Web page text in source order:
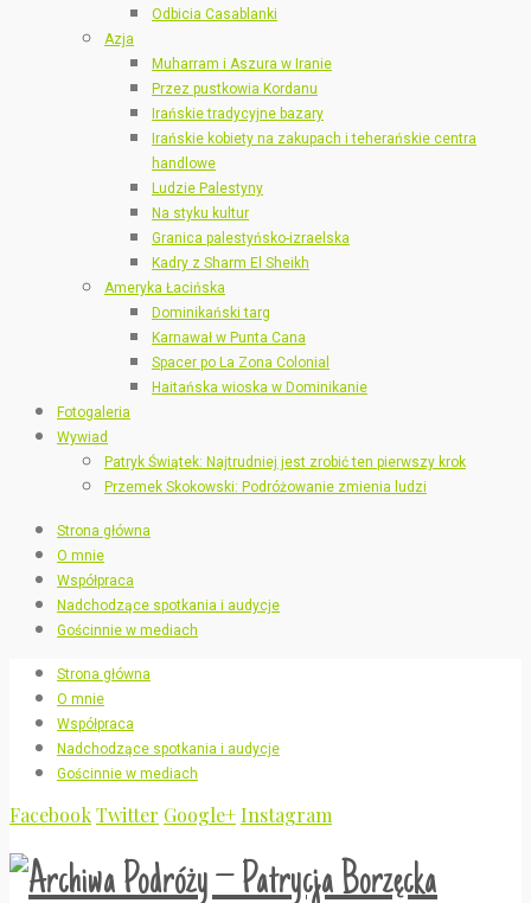
Odbicia Casablanki
Azja
Muharram i Aszura w Iranie
Przez pustkowia Kordanu
Irańskie tradycyjne bazary
Irańskie kobiety na zakupach i teherańskie centra
handlowe
Ludzie Palestyny
Na styku kultur
Granica palestyńsko-izraelska
Kadry z Sharm El Sheikh
Ameryka Łacińska
Dominikański targ
Karnawał w Punta Cana
Spacer po La Zona Colonial
Haitańska wioska w Dominikanie
Fotogaleria
Wywiad
Patryk Świątek: Najtrudniej jest zrobić ten pierwszy krok
Przemek Skokowski: Podróżowanie zmienia ludzi
Strona główna
O mnie
Współpraca
Nadchodzące spotkania i audycje
Gościnnie w mediach
Strona główna
O mnie
Współpraca
Nadchodzące spotkania i audycje
Gościnnie w mediach
FacebookTwitter Google+Instagram